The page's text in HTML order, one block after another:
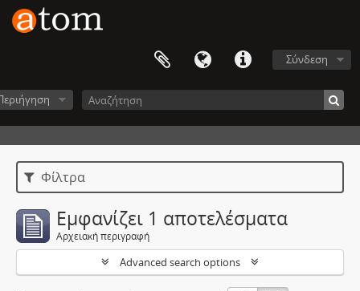
Σύνδεση
Φίλτρα
Εμφανίζει 1 αποτελέσματα
Αρχειακή περιγραφή
Advanced search options